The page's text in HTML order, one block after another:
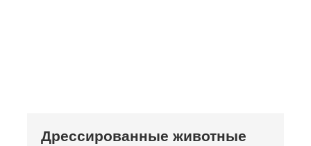
Дрессированные животные